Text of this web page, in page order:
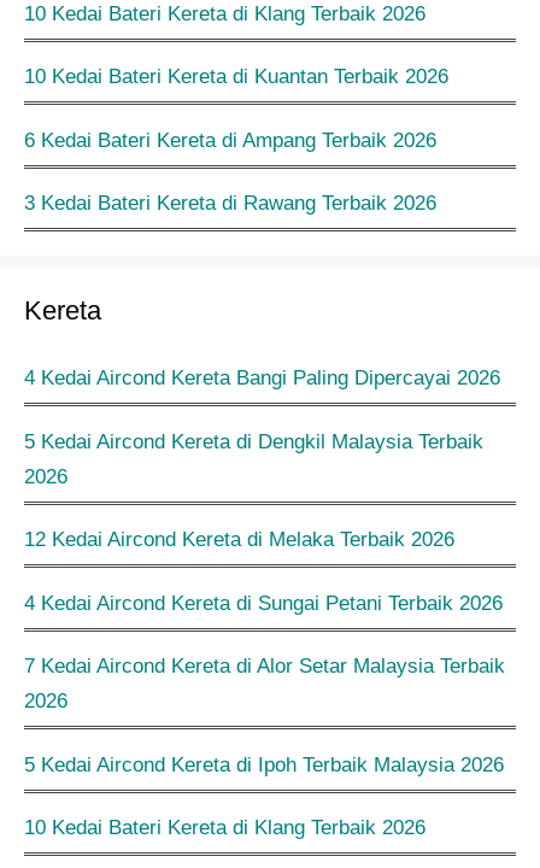
10 Kedai Bateri Kereta di Klang Terbaik 2026
10 Kedai Bateri Kereta di Kuantan Terbaik 2026
6 Kedai Bateri Kereta di Ampang Terbaik 2026
3 Kedai Bateri Kereta di Rawang Terbaik 2026
Kereta
4 Kedai Aircond Kereta Bangi Paling Dipercayai 2026
5 Kedai Aircond Kereta di Dengkil Malaysia Terbaik
2026
12 Kedai Aircond Kereta di Melaka Terbaik 2026
4 Kedai Aircond Kereta di Sungai Petani Terbaik 2026
7 Kedai Aircond Kereta di Alor Setar Malaysia Terbaik
2026
5 Kedai Aircond Kereta di Ipoh Terbaik Malaysia 2026
10 Kedai Bateri Kereta di Klang Terbaik 2026